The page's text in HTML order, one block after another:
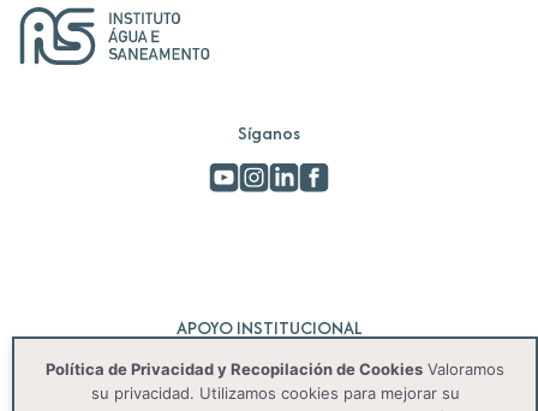
Síganos
APOYO INSTITUCIONAL
Política de Privacidad y Recopilación de Cookies Valoramos
su privacidad. Utilizamos cookies para mejorar su